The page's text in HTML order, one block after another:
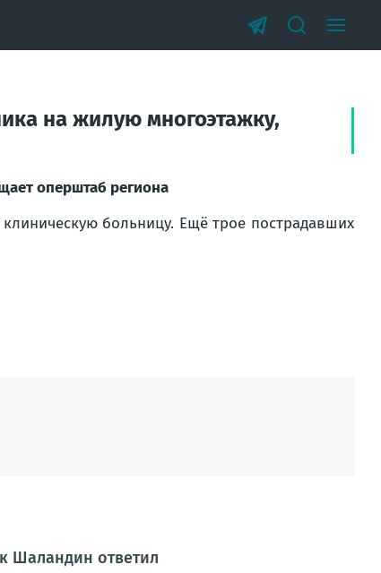
на жилую многоэтажку,
оперштаб региона
больницу. Ещё трое пострадавших
Шаландин ответил